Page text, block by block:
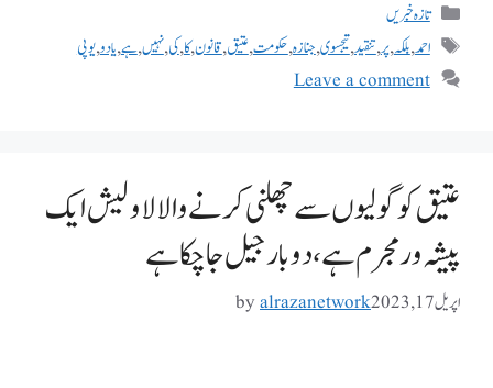
تازہ خبریں
احمد,بلکہ,پر,تنقید,تیجسوی,جنازہ,حکومت,عتیق,قانون,کا,کی,نہیں,ہے,یادو,یوپی
Leave a comment
عتیق کو گولیوں سے چھلنی کرنے والا لاولیش ایک
پیشہ ور مجرم ہے، دو بار جیل جا چکا ہے
اپریل 17, 2023 byalrazanetwork